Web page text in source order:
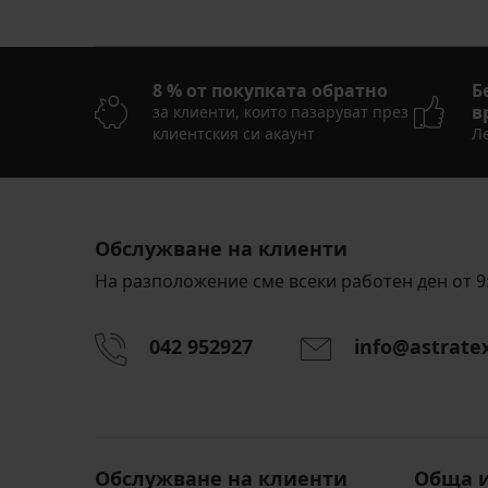
8 % от покупката обратно
за клиенти, които пазаруват през
клиентския си акаунт
Обслужване на клиенти
На разположение сме всеки работен ден от
042 952927
Обслужване на клиенти Обща